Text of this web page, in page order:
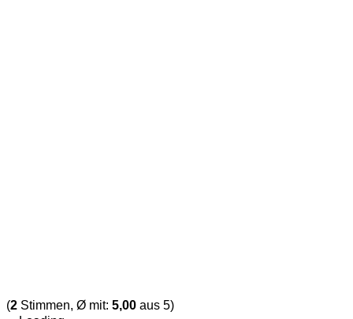
(2 Stimmen, Ø mit: 5,00 aus 5)